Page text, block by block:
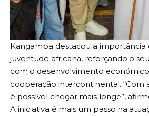
Kangamba destacou a importância
juventude africana, reforçando o
com o desenvolvimento
cooperação intercontinental. “Com
é possível chegar mais longe”,
A iniciativa é mais um passo na